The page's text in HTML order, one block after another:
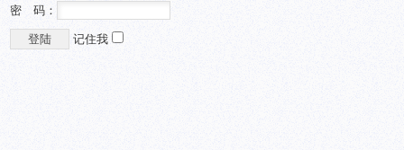
密 码：
记住我